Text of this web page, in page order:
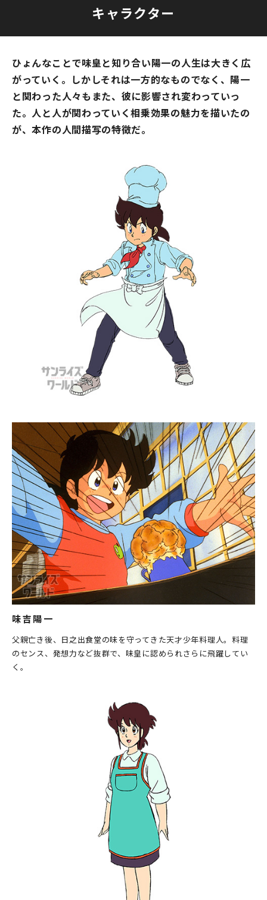
キャラクター
ひょんなことで味皇と知り合い陽一の人生は大きく広
がっていく。しかしそれは一方的なものでなく、陽一
と関わった人々もまた、彼に影響され変わっていっ
た。人と人が関わっていく相乗効果の魅力を描いたの
が、本作の人間描写の特徴だ。
味吉陽一
父親亡き後、日之出食堂の味を守ってきた天才少年料理人。料理
のセンス、発想力など抜群で、味皇に認められさらに飛躍してい
く。